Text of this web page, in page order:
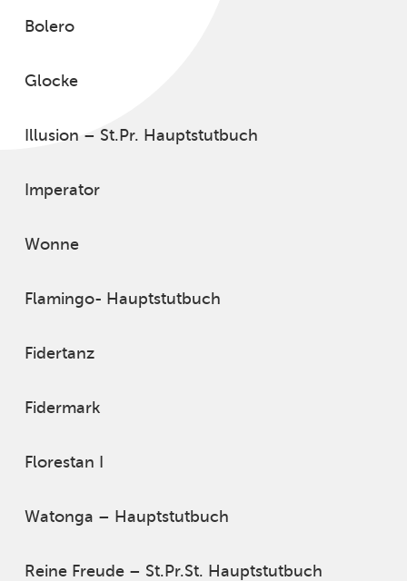
Bolero
Glocke
Illusion – St.Pr. Hauptstutbuch
Imperator
Wonne
Flamingo- Hauptstutbuch
Fidertanz
Fidermark
Florestan I
Watonga – Hauptstutbuch
Reine Freude – St.Pr.St. Hauptstutbuch